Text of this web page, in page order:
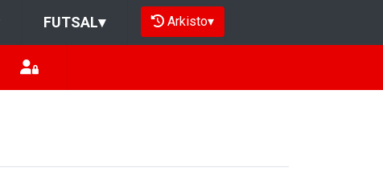
FUTSAL▾ Arkisto▾